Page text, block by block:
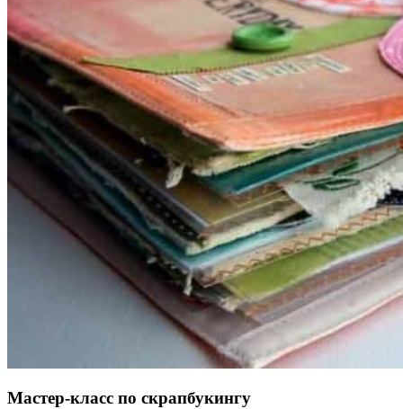
Мастер-класс по скрапбукингу